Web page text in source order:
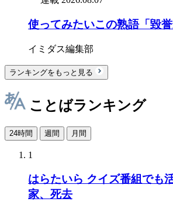
使ってみたいこの熟語「毀誉
イミダス編集部
ランキングをもっと見る
ことばランキング
24時間 週間 月間
1
はらたいら クイズ番組でも
家、死去